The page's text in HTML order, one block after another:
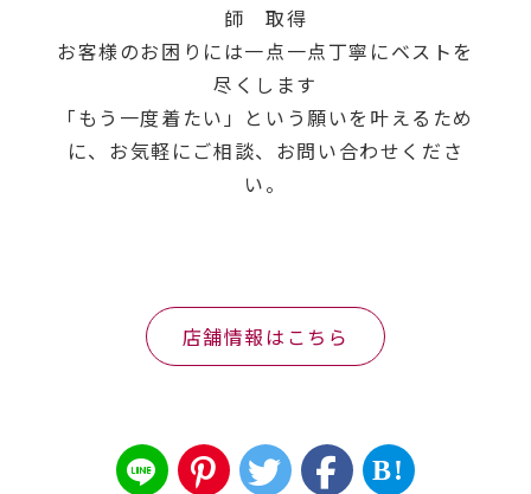
師 取得
お客様のお困りには一点一点丁寧にベストを
尽くします
「もう一度着たい」という願いを叶えるため
に、お気軽にご相談、お問い合わせくださ
い。
店舗情報はこちら
B!